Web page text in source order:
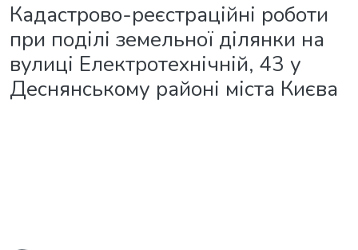
Кадастрово-реєстраційні роботи
при поділі земельної ділянки на
вулиці Електротехнічній, 43 у
Деснянському районі міста Києва